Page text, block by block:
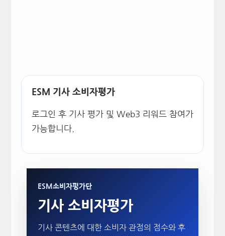
ESM 기사 소비자평가
로그인 후 기사 평가 및 Web3 리워드 참여가
가능합니다.
ESM소비자평가단
기사 소비자평가
기사 콘텐츠에 대한 소비자 관점의 점수와 후